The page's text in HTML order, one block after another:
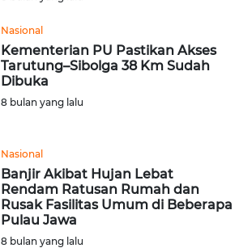
Nasional
Kementerian PU Pastikan Akses
Tarutung–Sibolga 38 Km Sudah
Dibuka
8 bulan yang lalu
Nasional
Banjir Akibat Hujan Lebat
Rendam Ratusan Rumah dan
Rusak Fasilitas Umum di Beberapa
Pulau Jawa
8 bulan yang lalu